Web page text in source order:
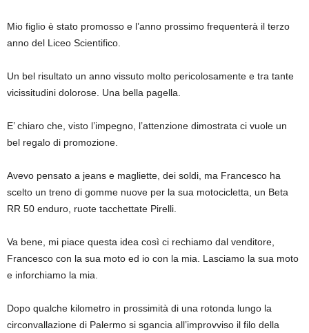
Mio figlio è stato promosso e l’anno prossimo frequenterà il terzo
anno del Liceo Scientifico.
Un bel risultato un anno vissuto molto pericolosamente e tra tante
vicissitudini dolorose. Una bella pagella.
E’ chiaro che, visto l’impegno, l’attenzione dimostrata ci vuole un
bel regalo di promozione.
Avevo pensato a jeans e magliette, dei soldi, ma Francesco ha
scelto un treno di gomme nuove per la sua motocicletta, un Beta
RR 50 enduro, ruote tacchettate Pirelli.
Va bene, mi piace questa idea così ci rechiamo dal venditore,
Francesco con la sua moto ed io con la mia. Lasciamo la sua moto
e inforchiamo la mia.
Dopo qualche kilometro in prossimità di una rotonda lungo la
circonvallazione di Palermo si sgancia all’improvviso il filo della